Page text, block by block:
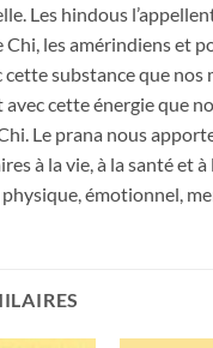
Les hindous
les amérindiens et
cette substance que
avec cette énergie que
Le prana nous
à la vie, à la santé et à
physique, émotionnel,